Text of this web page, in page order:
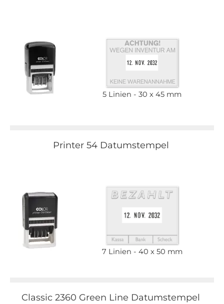
5 Linien 30 x 45 mm
Printer 54 Datumstempel
7 Linien 40 x 50 mm
Classic 2360 Green Line Datumstempel